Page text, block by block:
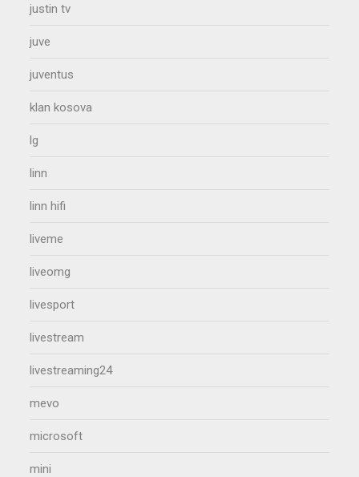
justin tv
juve
juventus
klan kosova
lg
linn
linn hifi
liveme
liveomg
livesport
livestream
livestreaming24
mevo
microsoft
mini